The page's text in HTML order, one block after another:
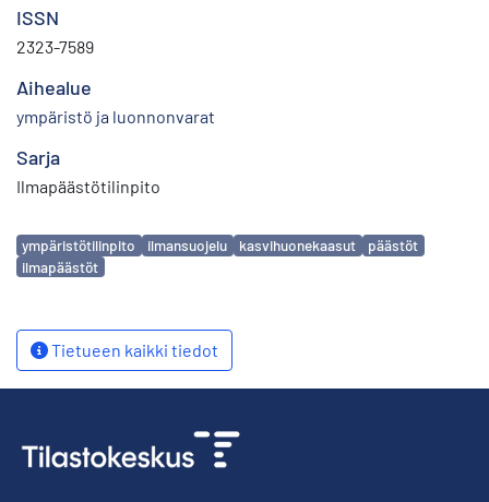
ISSN
2323-7589
Aihealue
ympäristö ja luonnonvarat
Sarja
Ilmapäästötilinpito
Avainsanat
ympäristötilinpito ilmansuojelu kasvihuonekaasut
päästöt
ilmapäästöt
Tietueen kaikki tiedot